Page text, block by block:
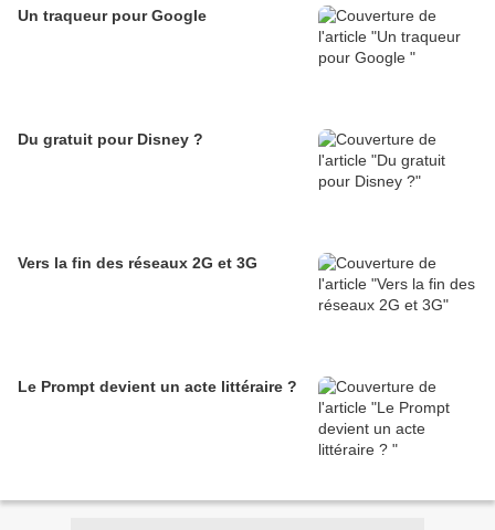
Un traqueur pour Google
Du gratuit pour Disney ?
Vers la fin des réseaux 2G et 3G
Le Prompt devient un acte littéraire ?